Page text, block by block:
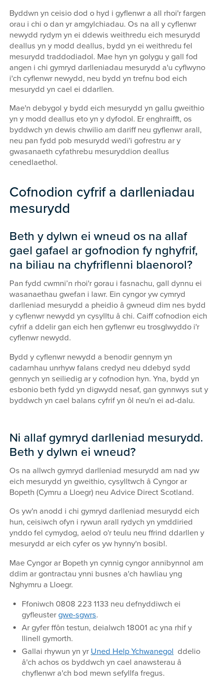
Byddwn yn ceisio dod o hyd i gyflenwr a all rhoi'r fargen
orau i chi o dan yr amgylchiadau. Os na all y cyflenwr
newydd rydym yn ei ddewis weithredu eich mesurydd
deallus yn y modd deallus, bydd yn ei weithredu fel
mesurydd traddodiadol. Mae hyn yn golygu y gall fod
angen i chi gymryd darlleniadau mesurydd a'u cyflwyno
i'ch cyflenwr newydd, neu bydd yn trefnu bod eich
mesurydd yn cael ei ddarllen.
Mae'n debygol y bydd eich mesurydd yn gallu gweithio
yn y modd deallus eto yn y dyfodol. Er enghraifft, os
byddwch yn dewis chwilio am dariff neu gyflenwr arall,
neu pan fydd pob mesurydd wedi'i gofrestru ar y
gwasanaeth cyfathrebu mesuryddion deallus
cenedlaethol.
Cofnodion cyfrif a darlleniadau
mesurydd
Beth y dylwn ei wneud os na allaf
gael gafael ar gofnodion fy nghyfrif,
na biliau na chyfriflenni blaenorol?
Pan fydd cwmni’n rhoi'r gorau i fasnachu, gall dynnu ei
wasanaethau gwefan i lawr. Ein cyngor yw cymryd
darlleniad mesurydd a pheidio â gwneud dim nes bydd
y cyflenwr newydd yn cysylltu â chi. Caiff cofnodion eich
cyfrif a ddelir gan eich hen gyflenwr eu trosglwyddo i'r
cyflenwr newydd.
Bydd y cyflenwr newydd a benodir gennym yn
cadarnhau unrhyw falans credyd neu ddebyd sydd
gennych yn seiliedig ar y cofnodion hyn. Yna, bydd yn
esbonio beth fydd yn digwydd nesaf, gan gynnwys sut y
byddwch yn cael balans cyfrif yn ôl neu'n ei ad-dalu.
Ni allaf gymryd darlleniad mesurydd.
Beth y dylwn ei wneud?
Os na allwch gymryd darlleniad mesurydd am nad yw
eich mesurydd yn gweithio, cysylltwch â Cyngor ar
Bopeth (Cymru a Lloegr) neu Advice Direct Scotland.
Os yw'n anodd i chi gymryd darlleniad mesurydd eich
hun, ceisiwch ofyn i rywun arall rydych yn ymddiried
ynddo fel cymydog, aelod o'r teulu neu ffrind ddarllen y
mesurydd ar eich cyfer os yw hynny'n bosibl.
Mae Cyngor ar Bopeth yn cynnig cyngor annibynnol am
ddim ar gontractau ynni busnes a'ch hawliau yng
Nghymru a Lloegr.
Ffoniwch 0808 223 1133 neu defnyddiwch ei
gyfleuster gwe-sgwrs.
Ar gyfer ffôn testun, deialwch 18001 ac yna rhif y
llinell gymorth.
Gallai rhywun yn yr Uned Help Ychwanegol ddelio
â'ch achos os byddwch yn cael anawsterau â
chyflenwr a'ch bod mewn sefyllfa fregus.